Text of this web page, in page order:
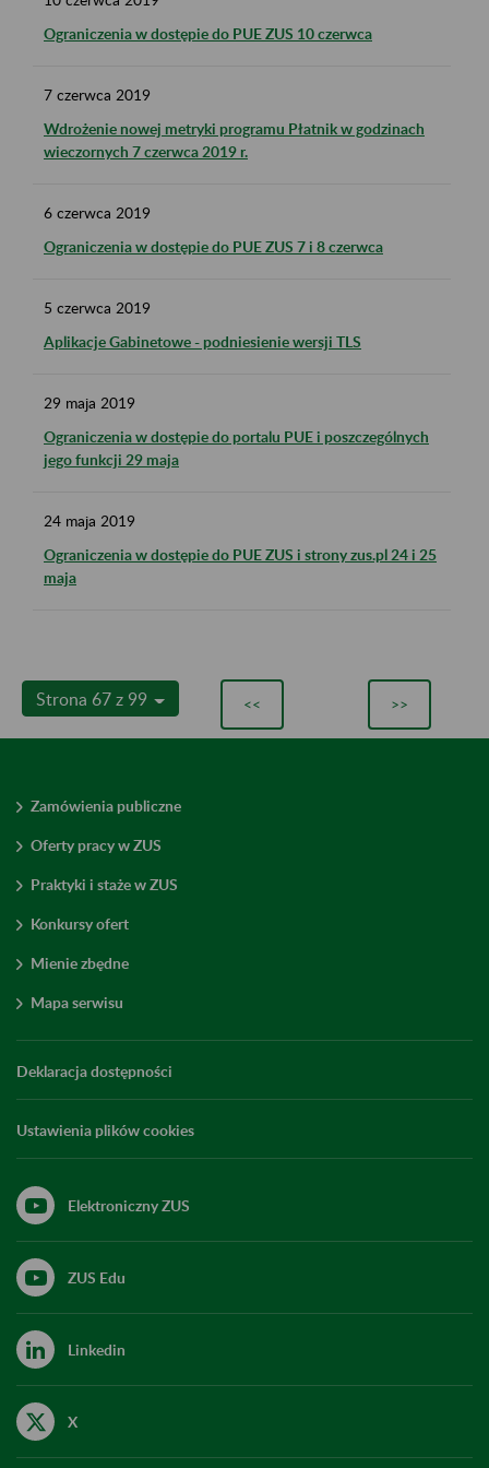
Ograniczenia w dostępie do PUE ZUS 10 czerwca
7 czerwca 2019
Wdrożenie nowej metryki programu Płatnik w godzinach
wieczornych 7 czerwca 2019 r.
6 czerwca 2019
Ograniczenia w dostępie do PUE ZUS 7 i 8 czerwca
5 czerwca 2019
Aplikacje Gabinetowe - podniesienie wersji TLS
29 maja 2019
Ograniczenia w dostępie do portalu PUE i poszczególnych
jego funkcji 29 maja
24 maja 2019
Ograniczenia w dostępie do PUE ZUS i strony zus.pl 24 i 25
maja
Strona 67 z 99 << >>
Zamówienia publiczne
Oferty pracy w ZUS
Praktyki i staże w ZUS
Konkursy ofert
Mienie zbędne
Mapa serwisu
Deklaracja dostępności
Ustawienia plików cookies
Elektroniczny ZUS
ZUS Edu
Linkedin
X